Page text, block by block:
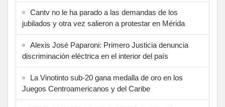
Cantv no le ha parado a las demandas de los
jubilados y otra vez salieron a protestar en Mérida
Alexis José Paparoni: Primero Justicia denuncia
discriminación eléctrica en el interior del país
La Vinotinto sub-20 gana medalla de oro en los
Juegos Centroamericanos y del Caribe